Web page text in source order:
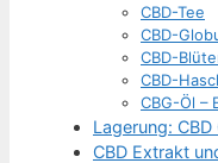
CBD-Tee
CBD-
CBD-
CBD-
CBG-Öl –
Lagerung:
CBD Extrakt